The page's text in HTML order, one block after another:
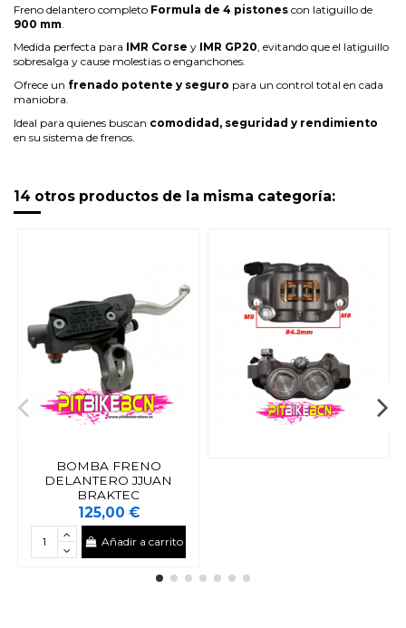
Freno delantero completo Formula de 4 pistones con latiguillo de
900 mm
Medida perfecta para IMR Corse y IMR GP20, evitando que el latiguillo
sobresalga y cause molestias o enganchones.
Ofrece un frenado potente y seguro para un control total en cada
maniobra.
Ideal para quienes buscan comodidad, seguridad y rendimiento
en su sistema de frenos.
14 otros productos de la misma categoría:
BOMBA FRENO
DELANTERO JJUAN
BRAKTEC
125,00 €
Añadir a carrito